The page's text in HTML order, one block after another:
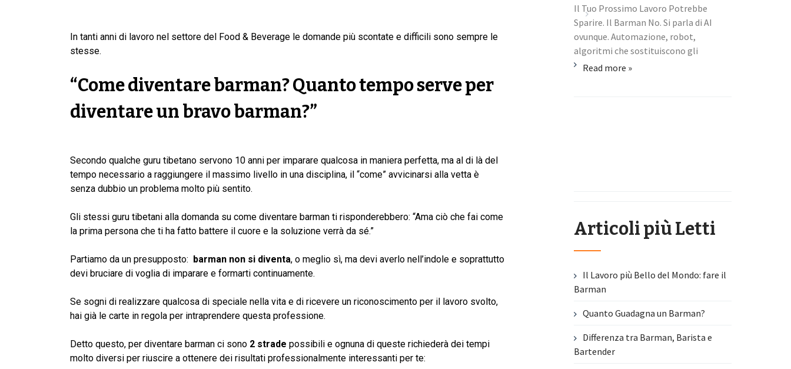
In tanti anni di lavoro nel settore del Food & Beverage le domande più scontate e difficili sono sempre le
stesse.
“Come diventare barman? Quanto tempo serve per
diventare un bravo barman?”
Secondo qualche guru tibetano servono 10 anni per imparare qualcosa in maniera perfetta, ma al di là del
tempo necessario a raggiungere il massimo livello in una disciplina, il “come” avvicinarsi alla vetta è
senza dubbio un problema molto più sentito.
Gli stessi guru tibetani alla domanda su come diventare barman ti risponderebbero: “Ama ciò che fai come
la prima persona che ti ha fatto battere il cuore e la soluzione verrà da sé.”
Partiamo da un presupposto: barman non si diventa, o meglio sì, ma devi averlo nell’indole e soprattutto
devi bruciare di voglia di imparare e formarti continuamente.
Se sogni di realizzare qualcosa di speciale nella vita e di ricevere un riconoscimento per il lavoro svolto,
hai già le carte in regola per intraprendere questa professione.
Detto questo, per diventare barman ci sono 2 strade possibili e ognuna di queste richiederà dei tempi
molto diversi per riuscire a ottenere dei risultati professionalmente interessanti per te:
Il Tuo Prossimo Lavoro Potrebbe
Sparire. Il Barman No. Si parla di AI
ovunque. Automazione, robot,
algoritmi che sostituiscono gli
Read more »
Articoli più Letti
Il Lavoro più Bello del Mondo: fare il
Barman
Quanto Guadagna un Barman?
Differenza tra Barman, Barista e
Bartender